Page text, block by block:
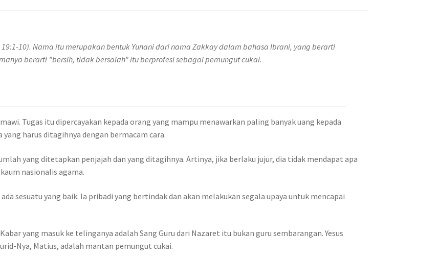
10). Nama itu merupakan bentuk Yunani dari namaZakkaydalam bahasa Ibrani, yang berarti
berarti ”bersih, tidak bersalah” itu berprofesi sebagai pemungut cukai.
Tugas itu dipercayakan kepada orang yang mampu menawarkan paling banyak uang kepada
harus ditagihnya dengan bermacam cara.
yang ditetapkan penjajah dan yang ditagihnya. Artinya, jika berlaku jujur, dia tidak mendapat apa
nasionalis agama.
sesuatu yang baik. Ia pribadi yang bertindak dan akan melakukan segala upaya untuk mencapai
yang masuk ke telinganya adalah Sang Guru dari Nazaret itu bukan guru sembarangan. Yesus
Nya, Matius, adalah mantan pemungut cukai.